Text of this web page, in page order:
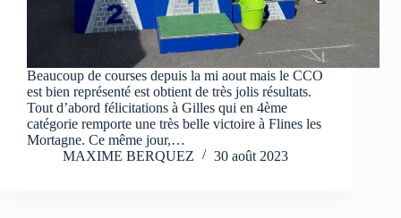
Beaucoup de courses depuis la mi aout mais le CCO
est bien représenté est obtient de très jolis résultats.
Tout d’abord félicitations à Gilles qui en 4ème
catégorie remporte une très belle victoire à Flines les
Mortagne. Ce même jour,…
MAXIME BERQUEZ
30 août 2023